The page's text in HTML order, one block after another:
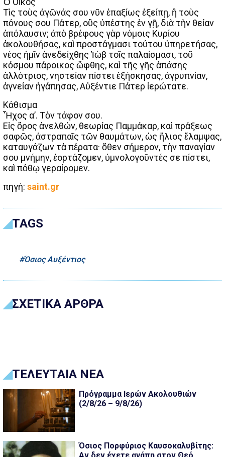
Τὶς τοὺς ἀγῶνάς σου νῦν ἐπαξίως ἐξείπῃ, ἢ τοὺς
πόνους σου Πάτερ, οὓς ὑπέστης ἐν γῇ, διὰ τὴν θείαν
ἀπόλαυσιν; ἀπὸ βρέφους γὰρ νόμοις Κυρίου
ἀκολουθήσας, καὶ προστάγμασι τούτου ὑπηρετήσας,
νέος ἡμῖν ἀνεδείχθης Ἰὼβ τοῖς παλαίσμασι, τοῦ
κόσμου πάροικος ὤφθης, καὶ τῆς γῆς ἀπάσης
ἀλλότριος, νηστείαν πίστει ἐξήσκησας, ἀγρυπνίαν,
ἁγνείαν ἠγάπησας, Αὐξέντιε Πάτερ ἱερώτατε.
Κάθισμα
Ἦχος α’. Τὸν τάφον σου.
Εἰς ὄρος ἀνελθών, θεωρίας Παμμάκαρ, καὶ πράξεως
σαφῶς, ἀστραπαῖς τῶν θαυμάτων, ὡς ἥλιος ἔλαμψας,
καταυγάζων τὰ πέρατα· ὅθεν σήμερον, τὴν παναγίαν
σου μνήμην, ἑορτάζομεν, ὑμνολογοῦντές σε πίστει,
καὶ πόθῳ γεραίρομεν.
πηγή: saint.gr
TAGS
Όσιος Αυξέντιος
ΣΧΕΤΙΚΑ ΑΡΘΡΑ
ΤΕΛΕΥΤΑΙΑ ΝΕΑ
Πρόγραμμα Ιερών Ακολουθιών
(2/8/26 – 9/8/26)
Όσιος Πορφύριος Καυσοκαλυβίτης: